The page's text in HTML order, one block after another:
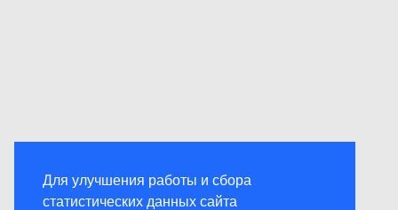
Для улучшения работы и сбора
статистических данных сайта